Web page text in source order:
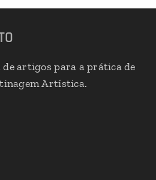
de artigos para a prática de
Artística.